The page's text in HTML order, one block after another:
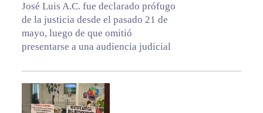
José Luis A.C. fue declarado prófugo
de la justicia desde el pasado 21 de
mayo, luego de que omitió
presentarse a una audiencia judicial